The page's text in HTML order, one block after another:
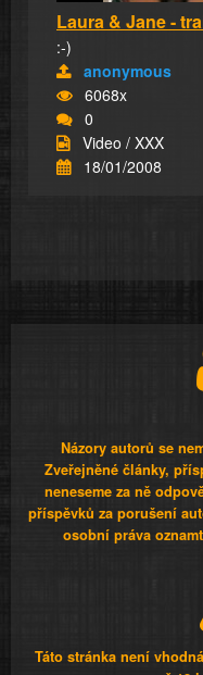
Laura & Jane -
:-)
anonymous
6068x
0
Video / XXX
18/01/2008
Názory autorů se
Zveřejněné články,
neneseme za ně
příspěvků za porušení
osobní práva
Táto stránka není